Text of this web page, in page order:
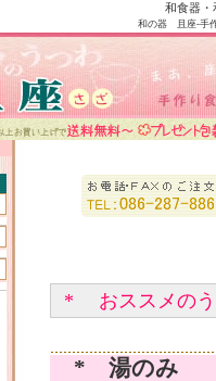
和食器
和の器 且座-手
* おススメの
* 湯のみ